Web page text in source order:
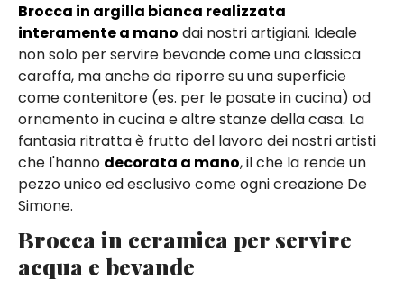
Brocca in argilla bianca realizzata
interamente a mano dai nostri artigiani. Ideale
non solo per servire bevande come una classica
caraffa, ma anche da riporre su una superficie
come contenitore (es. per le posate in cucina) od
ornamento in cucina e altre stanze della casa. La
fantasia ritratta è frutto del lavoro dei nostri artisti
che l'hanno decorata a mano, il che la rende un
pezzo unico ed esclusivo come ogni creazione De
Simone.
Brocca in ceramica per servire
acqua e bevande